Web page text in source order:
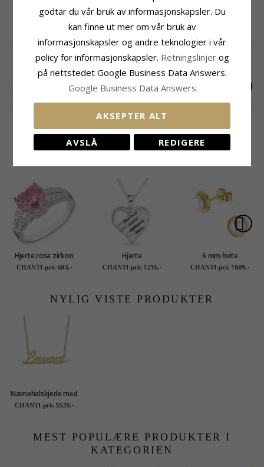
BESLEKTEDE PRODUKTER
Navnehalskjede med
anheng i sølv - My
Letter
CHANTI-pris 910,-
Initial Navnehalskjede
med anheng i sølv -
My Letter
CHANTI-pris 604,-
Navnehalskjede med
anheng i sølv med
fasettslipt hvit zirkon
CHANTI-pris
Hjerte rosa zirkon
ring i sølv
CHANTI-pris 683,-
Hjerte
Navnehalskjede med
- My Letter
CHANTI-pris 1216,-
6 mm hvite
perleøredobb i 9
CHANTI-pris 1689,-
NYLIG VISTE PRODUKTER
Navnehalskjede med
anheng i 9 karat gull
CHANTI-pris 5539,-
MEST POPULÆRE PRODUKTER I
KATEGORIEN
godtar du vår bruk av informasjonskapsler. Du
kan finne ut mer om vår bruk av
informasjonskapsler og andre teknologier i vår
policy for informasjonskapsler. Retningslinjer og
på nettstedet Google Business Data Answers.
Google Business Data Answers
AKSEPTER ALT
AVSLÅ REDIGERE